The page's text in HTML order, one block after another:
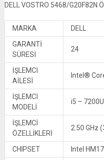
DELL VOSTRO 5468/G20F82N
MARKA
DELL
GARANTİ
SÜRESİ
24
İŞLEMCİ
AİLESİ
Intel®
İŞLEMCİ
MODELİ
i5 – 7200U
İŞLEMCİ
ÖZELLİKLERİ
2.50 GHz
CHIPSET
Intel